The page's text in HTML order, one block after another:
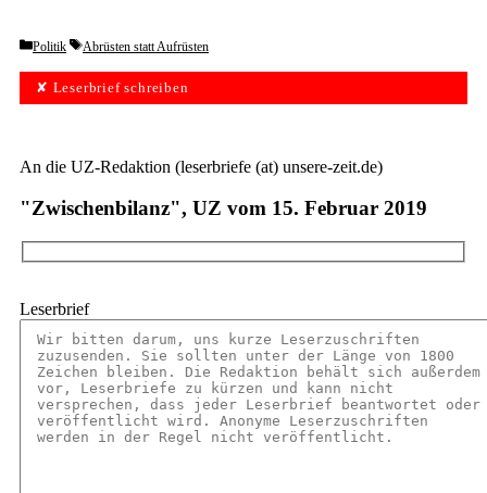
Categories
Politik Tags
Abrüsten statt Aufrüsten
✘ Leserbrief schreiben
An die UZ-Redaktion (leserbriefe (at) unsere-zeit.de)
"Zwischenbilanz", UZ vom 15. Februar 2019
Leserbrief